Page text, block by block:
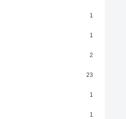
1
1
2
23
1
1